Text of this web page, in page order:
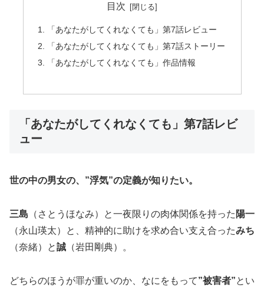
目次
「あなたがしてくれなくても」第7話レビュー
「あなたがしてくれなくても」第7話ストーリー
「あなたがしてくれなくても」作品情報
「あなたがしてくれなくても」第7話レビ
ュー
世の中の男女の、”浮気”の定義が知りたい。
三島 （さとうほなみ）と一夜限りの肉体関係を持った 陽一
（永山瑛太）と、精神的に助けを求め合い支え合ったみち
（奈緒）と誠 （岩田剛典）。
どちらのほうが罪が重いのか、なにをもって”被害者”とい